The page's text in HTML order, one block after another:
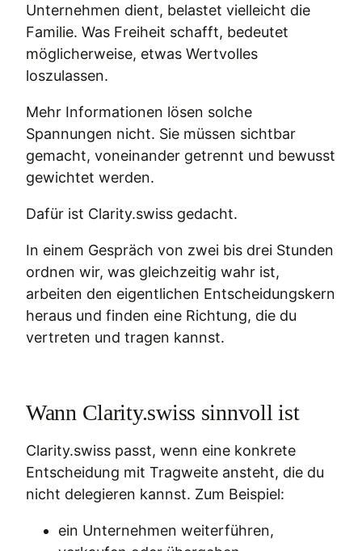
Unternehmen dient, belastet vielleicht die
Familie. Was Freiheit schafft, bedeutet
möglicherweise, etwas Wertvolles
loszulassen.
Mehr Informationen lösen solche
Spannungen nicht. Sie müssen sichtbar
gemacht, voneinander getrennt und bewusst
gewichtet werden.
Dafür ist Clarity.swiss gedacht.
In einem Gespräch von zwei bis drei Stunden
ordnen wir, was gleichzeitig wahr ist,
arbeiten den eigentlichen Entscheidungskern
heraus und finden eine Richtung, die du
vertreten und tragen kannst.
Wann Clarity.swiss sinnvoll ist
Clarity.swiss passt, wenn eine konkrete
Entscheidung mit Tragweite ansteht, die du
nicht delegieren kannst. Zum Beispiel:
ein Unternehmen weiterführen,